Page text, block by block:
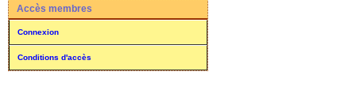
Accès membres
Connexion
Conditions d'accès